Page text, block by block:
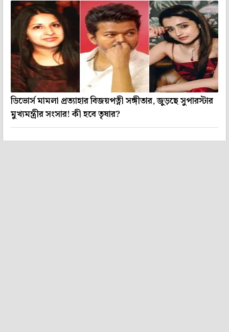
ডিভোর্স মামলা প্রত্যাহার বিজয়পত্নী সঙ্গীতার, জুড়ছে সুপারস্টার
মুখ্যমন্ত্রীর সংসার! কী হবে তৃষার?